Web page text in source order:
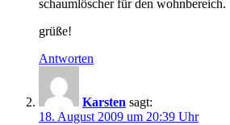
schaumlöscher für den wohnbereich.
grüße!
Antworten
Karsten sagt:
18. August 2009 um 20:39 Uhr